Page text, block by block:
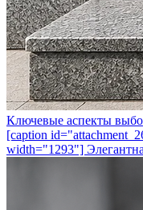
Ключевые аспекты
[caption
width="1293"]